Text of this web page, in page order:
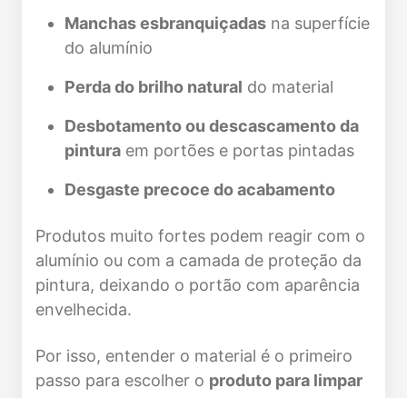
Manchas esbranquiçadas na superfície
do alumínio
Perda do brilho natural do material
Desbotamento ou descascamento da
pintura em portões e portas pintadas
Desgaste precoce do acabamento
Produtos muito fortes podem reagir com o
alumínio ou com a camada de proteção da
pintura, deixando o portão com aparência
envelhecida.
Por isso, entender o material é o primeiro
passo para escolher o produto para limpar